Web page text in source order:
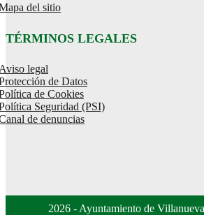
del sitio
TÉRMINOS LEGALES
legal
de Datos
de Cookies
Seguridad (PSI)
de denuncias
2026 - Ayuntamiento de